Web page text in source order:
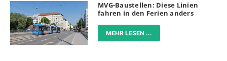
MVG-Baustellen: Diese Linien
fahren in den Ferien anders
MEHR LESEN ...